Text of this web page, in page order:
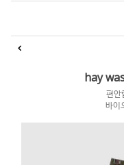
hay
편안
바이